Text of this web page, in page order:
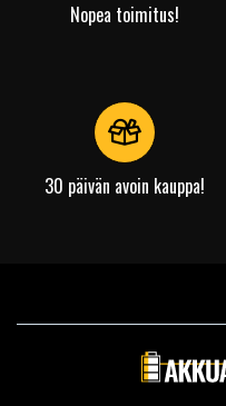
Nopea toimitus!
30 päivän avoin kauppa!